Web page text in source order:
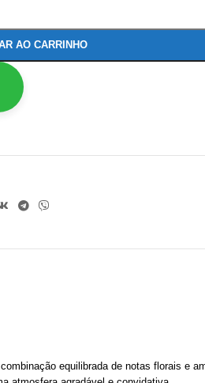
AO CARRINHO
equilibrada de notas florais e